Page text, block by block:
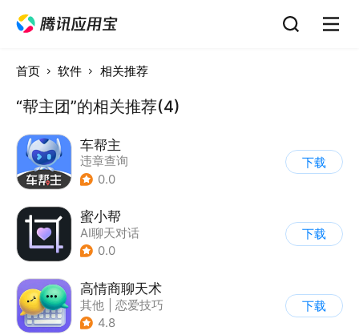
首页 软件 相关推荐
“帮主团”的相关推荐(4)
车帮主
违章查询
0.0
下载
蜜小帮
AI聊天对话
0.0
下载
高情商聊天术
其他
恋爱技巧
4.8
下载